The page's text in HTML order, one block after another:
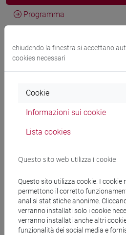
Programma
Docenti
VISENTIN Fabiano - 8h
Corsi di studio e
[CTR7] CHIMICA E
chiudendo la finestra si accettano
cookies necessari
Cookie
Informazioni sui cookie
Lista cookies
Questo sito web utilizza i cookie
Questo sito utilizza cookie. I cookie
permettono il corretto
analisi statistiche anonime.
verranno installati solo i cookie
verranno installati anche altri
funzionalità dei social media e